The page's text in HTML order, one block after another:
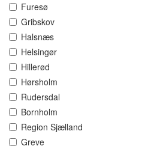
Furesø
Gribskov
Halsnæs
Helsingør
Hillerød
Hørsholm
Rudersdal
Bornholm
Region Sjælland
Greve